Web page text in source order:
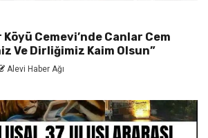
Köyü Cemevi’nde Canlar Cem
Ve Dirliğimiz Kaim Olsun”
Alevi Haber Ağı